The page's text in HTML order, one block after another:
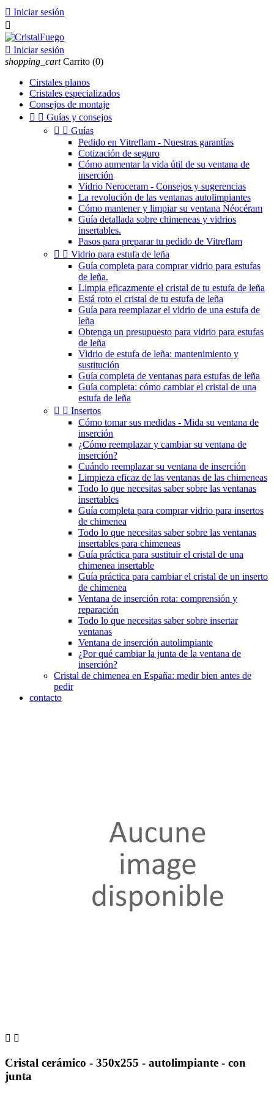
 Iniciar sesión

 Iniciar sesión
shopping_cart Carrito (0)
Cirstales planos
Cristales especializados
Consejos de montaje
  Guías y consejos
  Guías
Pedido en Vitreflam - Nuestras garantías
Cotización de seguro
Cómo aumentar la vida útil de su ventana de
inserción
Vidrio Neroceram - Consejos y sugerencias
La revolución de las ventanas autolimpiantes
Cómo mantener y limpiar su ventana Néocéram
Guía detallada sobre chimeneas y vidrios
insertables.
Pasos para preparar tu pedido de Vitreflam
  Vidrio para estufa de leña
Guía completa para comprar vidrio para estufas
de leña.
Limpia eficazmente el cristal de tu estufa de leña
Está roto el cristal de tu estufa de leña
Guía para reemplazar el vidrio de una estufa de
leña
Obtenga un presupuesto para vidrio para estufas
de leña
Vidrio de estufa de leña: mantenimiento y
sustitución
Guía completa de ventanas para estufas de leña
Guía completa: cómo cambiar el cristal de una
estufa de leña
  Insertos
Cómo tomar sus medidas - Mida su ventana de
inserción
¿Cómo reemplazar y cambiar su ventana de
inserción?
Cuándo reemplazar su ventana de inserción
Limpieza eficaz de las ventanas de las chimeneas
Todo lo que necesitas saber sobre las ventanas
insertables
Guía completa para comprar vidrio para insertos
de chimenea
Todo lo que necesitas saber sobre las ventanas
insertables para chimeneas
Guía práctica para sustituir el cristal de una
chimenea insertable
Guía práctica para cambiar el cristal de un inserto
de chimenea
Ventana de inserción rota: comprensión y
reparación
Todo lo que necesitas saber sobre insertar
ventanas
Ventana de inserción autolimpiante
¿Por qué cambiar la junta de la ventana de
inserción?
Cristal de chimenea en España: medir bien antes de
pedir
contacto
 
Cristal cerámico - 350x255 - autolimpiante - con
junta